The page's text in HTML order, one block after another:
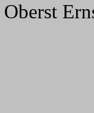
Oberst